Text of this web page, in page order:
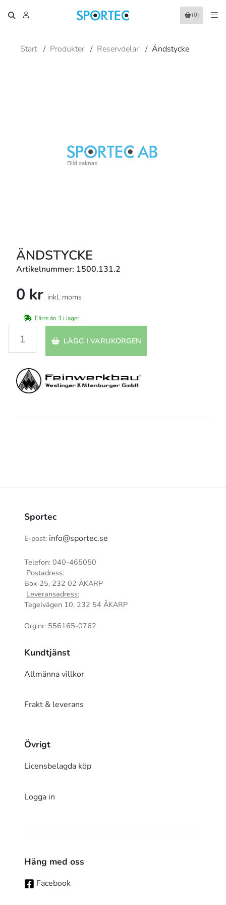
(0)
Start / Produkter / Reservdelar / Ändstycke
ÄNDSTYCKE
Artikelnummer: 1500.131.2
0 kr inkl. moms
Färre än 3 i lager
LÄGG I VARUKORGEN
Sportec
E-post: info@sportec.se
Telefon: 040-465050
Postadress:
Box 25, 232 02 ÅKARP
Leveransadress:
Tegelvägen 10, 232 54 ÅKARP
Org.nr: 556165-0762
Kundtjänst
Allmänna villkor
Frakt & leverans
Övrigt
Licensbelagda köp
Logga in
Häng med oss
Facebook